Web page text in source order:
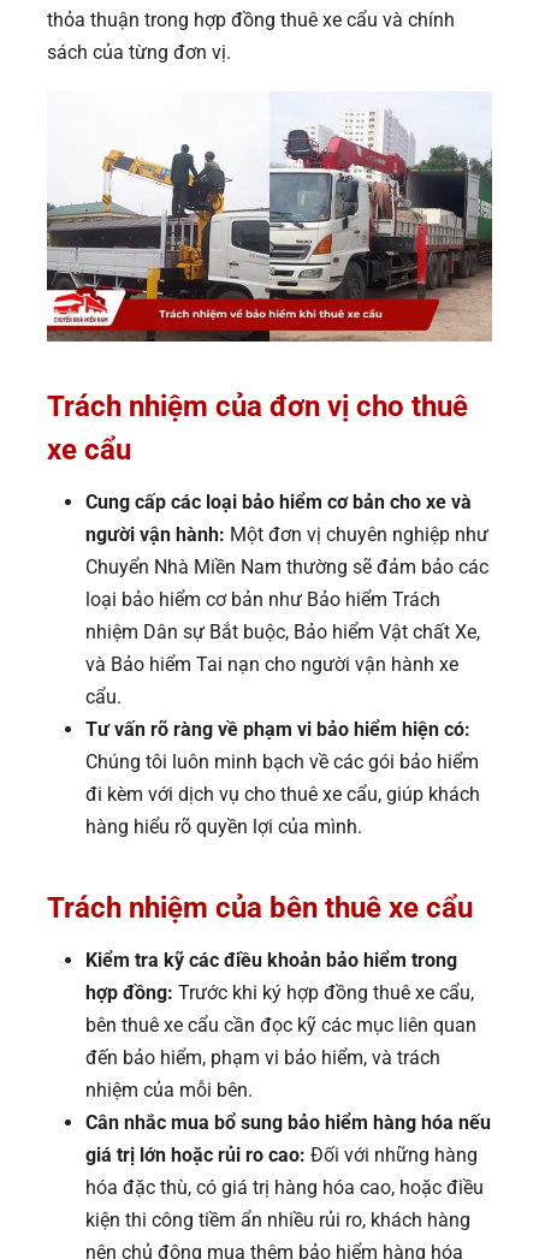
thỏa thuận trong hợp đồng thuê xe cẩu và chính
sách của từng đơn vị.
Trách nhiệm của đơn vị cho thuê
xe cẩu
Cung cấp các loại bảo hiểm cơ bản cho xe và
người vận hành: Một đơn vị chuyên nghiệp như
Chuyển Nhà Miền Nam thường sẽ đảm bảo các
loại bảo hiểm cơ bản như Bảo hiểm Trách
nhiệm Dân sự Bắt buộc, Bảo hiểm Vật chất Xe,
và Bảo hiểm Tai nạn cho người vận hành xe
cẩu.
Tư vấn rõ ràng về phạm vi bảo hiểm hiện có:
Chúng tôi luôn minh bạch về các gói bảo hiểm
đi kèm với dịch vụ cho thuê xe cẩu, giúp khách
hàng hiểu rõ quyền lợi của mình.
Trách nhiệm của bên thuê xe cẩu
Kiểm tra kỹ các điều khoản bảo hiểm trong
hợp đồng: Trước khi ký hợp đồng thuê xe cẩu,
bên thuê xe cẩu cần đọc kỹ các mục liên quan
đến bảo hiểm, phạm vi bảo hiểm, và trách
nhiệm của mỗi bên.
Cân nhắc mua bổ sung bảo hiểm hàng hóa nếu
giá trị lớn hoặc rủi ro cao: Đối với những hàng
hóa đặc thù, có giá trị hàng hóa cao, hoặc điều
kiện thi công tiềm ẩn nhiều rủi ro, khách hàng
nên chủ động mua thêm bảo hiểm hàng hóa